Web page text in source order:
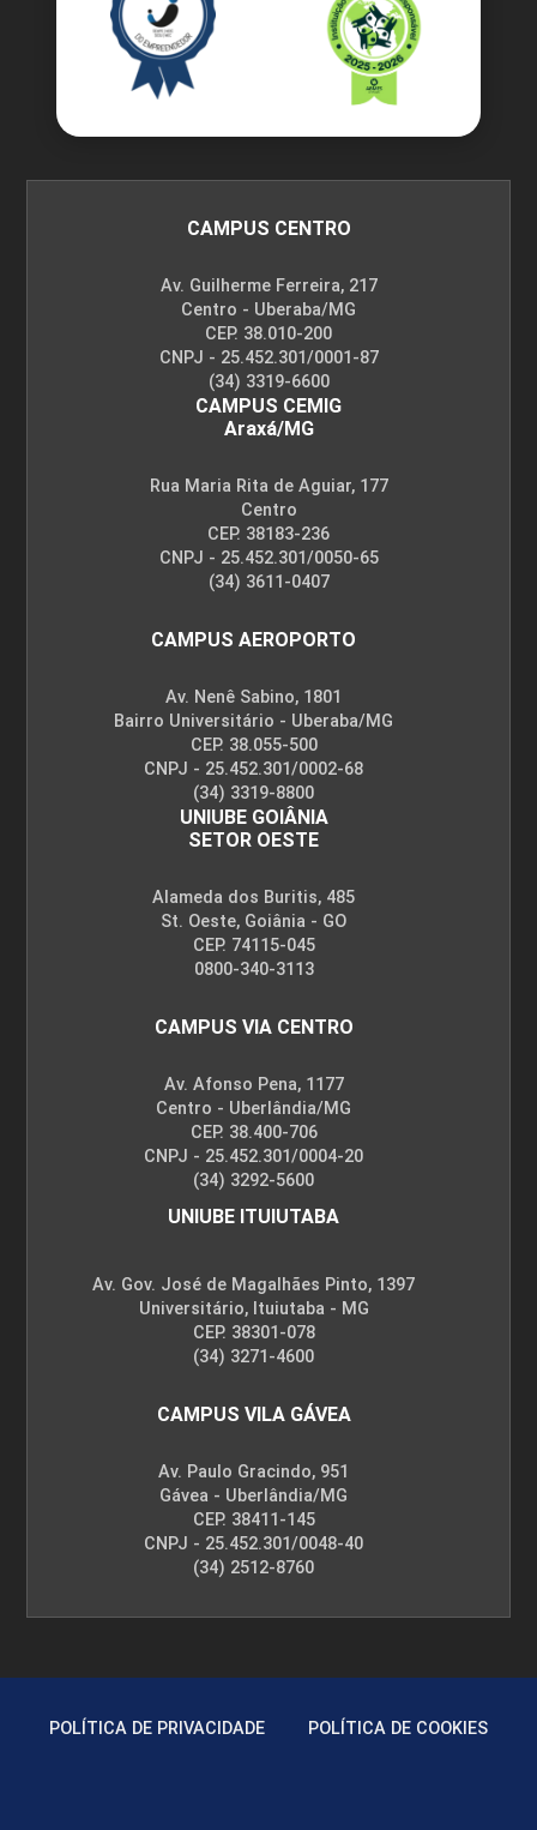
CAMPUS CENTRO
Av. Guilherme Ferreira, 217
Centro - Uberaba/MG
CEP. 38.010-200
CNPJ - 25.452.301/0001-87
(34) 3319-6600
CAMPUS CEMIG
Araxá/MG
Rua Maria Rita de Aguiar, 177
Centro
CEP. 38183-236
CNPJ - 25.452.301/0050-65
(34) 3611-0407
CAMPUS AEROPORTO
Av. Nenê Sabino, 1801
Bairro Universitário - Uberaba/MG
CEP. 38.055-500
CNPJ - 25.452.301/0002-68
(34) 3319-8800
UNIUBE GOIÂNIA
SETOR OESTE
Alameda dos Buritis, 485
St. Oeste, Goiânia - GO
CEP. 74115-045
0800-340-3113
CAMPUS VIA CENTRO
Av. Afonso Pena, 1177
Centro - Uberlândia/MG
CEP. 38.400-706
CNPJ - 25.452.301/0004-20
(34) 3292-5600
UNIUBE ITUIUTABA
Av. Gov. José de Magalhães Pinto, 1397
Universitário, Ituiutaba - MG
CEP. 38301-078
(34) 3271-4600
CAMPUS VILA GÁVEA
Av. Paulo Gracindo, 951
Gávea - Uberlândia/MG
CEP. 38411-145
CNPJ - 25.452.301/0048-40
(34) 2512-8760
POLÍTICA DE PRIVACIDADE POLÍTICA DE COOKIES